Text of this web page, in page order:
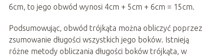
6cm, to jego obwód wynosi 4cm + 5cm + 6cm = 15cm.
Podsumowując, obwód trójkąta można obliczyć poprzez
zsumowanie długości wszystkich jego boków. Istnieją
różne metody obliczania długości boków trójkąta, w